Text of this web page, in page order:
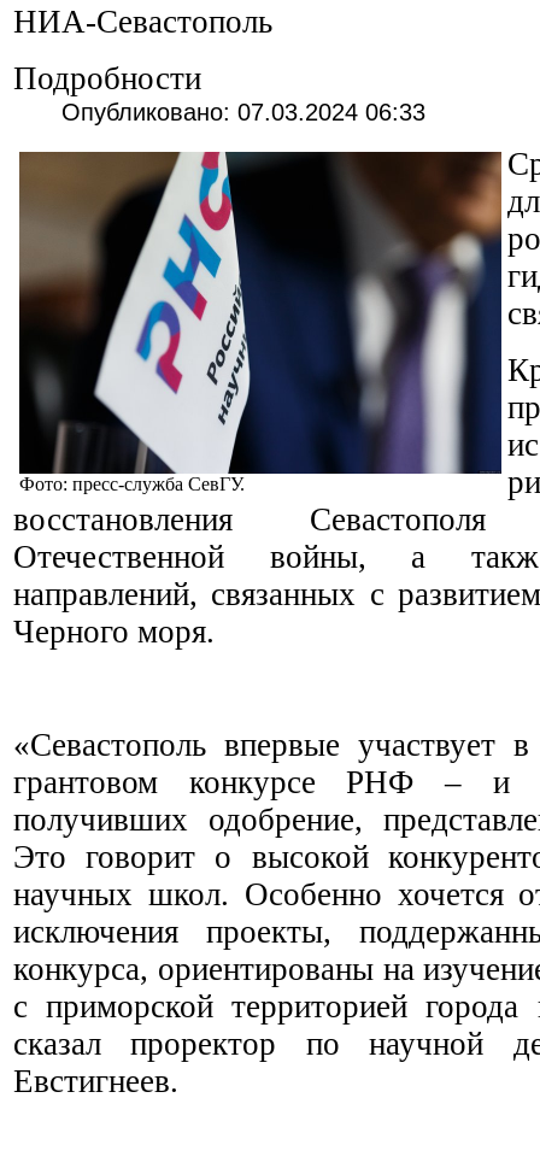
НИА-Севастополь
Подробности
Опубликовано: 07.03.2024 06:33
Фото: пресс-служба СевГУ.
восстановления
Отечественной войны, а
направлений, связанных с
Черного моря.
«Севастополь впервые участвует
грантовом конкурсе РНФ – и
получивших одобрение,
Это говорит о высокой
научных школ. Особенно хочется
исключения проекты,
конкурса, ориентированы на
с приморской территорией
сказал проректор по научной
Евстигнеев.